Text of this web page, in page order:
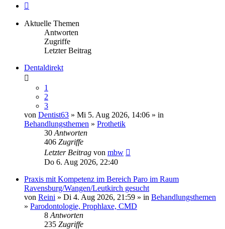
Aktuelle Themen
Antworten
Zugriffe
Letzter Beitrag
Dentaldirekt
1
2
3
von Dentist63 » Mi 5. Aug 2026, 14:06 » in
Behandlungsthemen » Prothetik
30 Antworten
406 Zugriffe
Letzter Beitrag von mbw
Do 6. Aug 2026, 22:40
Praxis mit Kompetenz im Bereich Paro im Raum
Ravensburg/Wangen/Leutkirch gesucht
von Reini » Di 4. Aug 2026, 21:59 » in Behandlungsthemen
» Parodontologie, Prophlaxe, CMD
8 Antworten
235 Zugriffe